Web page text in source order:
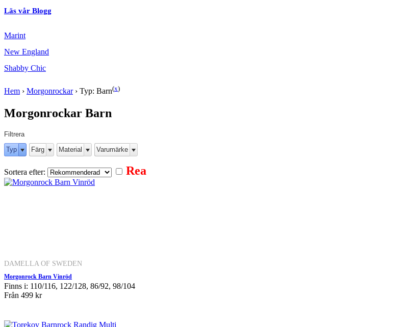
Läs vår Blogg
Marint
New England
Shabby Chic
Hem › Morgonrockar› Typ: Barn(x)
Morgonrockar Barn
Filtrera
Typ
Färg Material Varumärke
Sortera efter: Rea
DAMELLA OF SWEDEN
Morgonrock Barn Vinröd
Finns i: 110/116, 122/128, 86/92, 98/104
Från 499 kr